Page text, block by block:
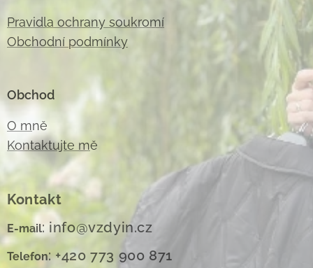
Pravidla ochrany soukromí
Obchodní podmínky
Obchod
O mně
Kontaktujte mě
Kontakt
E-mail: info@vzdyin.cz
Telefon: +420 773 900 871